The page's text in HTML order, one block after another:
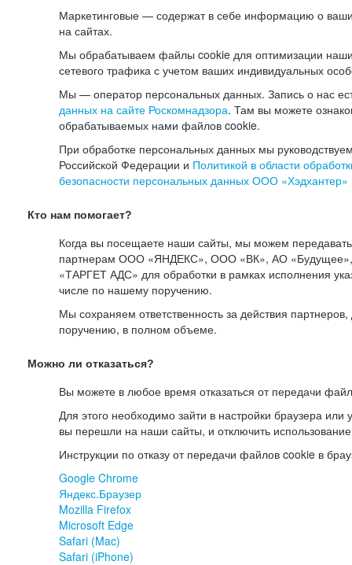
Маркетинговые — содержат в себе информацию о
на сайтах.
Мы обрабатываем файлы cookie для оптимизации
сетевого трафика с учетом ваших индивидуальных
Мы — оператор персональных данных. Запись о нас
данных на сайте Роскомнадзора. Там вы можете
обрабатываемых нами файлов cookie.
При обработке персональных данных мы
Российской Федерации и Политикой в области
безопасности персональных данных ООО «Хэдхантер»
Кто нам помогает?
Когда вы посещаете наши сайты, мы можем
партнерам ООО «ЯНДЕКС», ООО «ВК», АО
«ТАРГЕТ АДС» для обработки в рамках исполнения
числе по нашему поручению.
Мы сохраняем ответственность за действия
поручению, в полном объеме.
Можно ли отказаться?
Вы можете в любое время отказаться от передачи
Для этого необходимо зайти в настройки браузера или
вы перешли на наши сайты, и отключить
Инструкции по отказу от передачи файлов cookie в
Google Chrome
Яндекс.Браузер
Mozilla Firefox
Microsoft Edge
Safari (Mac)
Safari (iPhone)